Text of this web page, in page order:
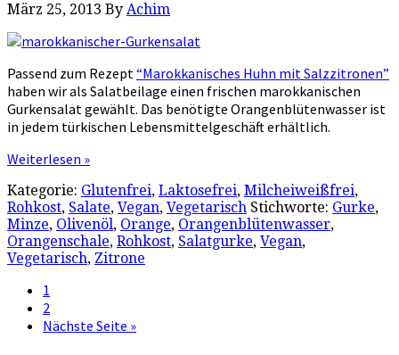
März 25, 2013 By Achim
Passend zum Rezept“Marokkanisches Huhn mit Salzzitronen”
haben wir als Salatbeilage einen frischen marokkanischen
Gurkensalat gewählt. Das benötigte Orangenblütenwasser ist
in jedem türkischen Lebensmittelgeschäft erhältlich.
Weiterlesen »
Kategorie: Glutenfrei, Laktosefrei, Milcheiweißfrei,
Rohkost, Salate, Vegan, Vegetarisch Stichworte: Gurke,
Minze, Olivenöl, Orange, Orangenblütenwasser,
Orangenschale, Rohkost, Salatgurke, Vegan,
Vegetarisch, Zitrone
1
2
Nächste Seite »